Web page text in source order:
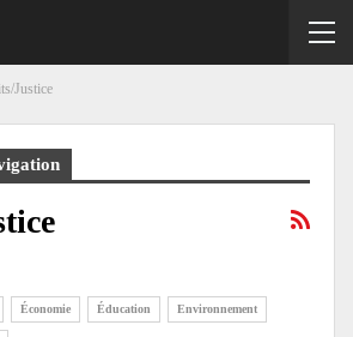
Justice
Économie Éducation Environnement